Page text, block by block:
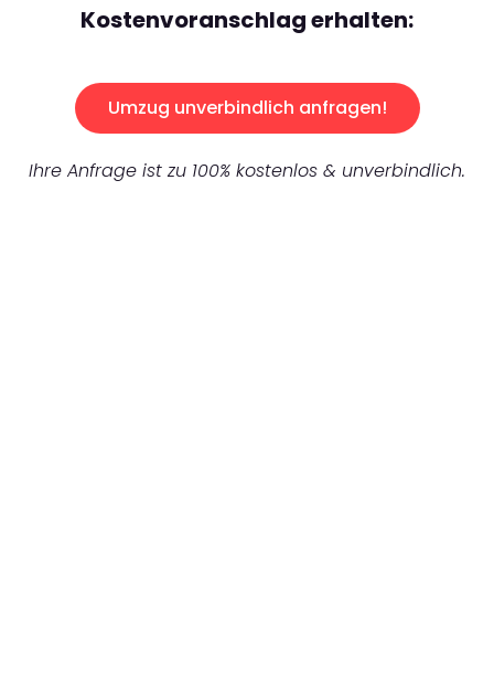
Kostenvoranschlag erhalten:
Umzug unverbindlich anfragen!
Ihre Anfrage ist zu 100% kostenlos & unverbindlich.